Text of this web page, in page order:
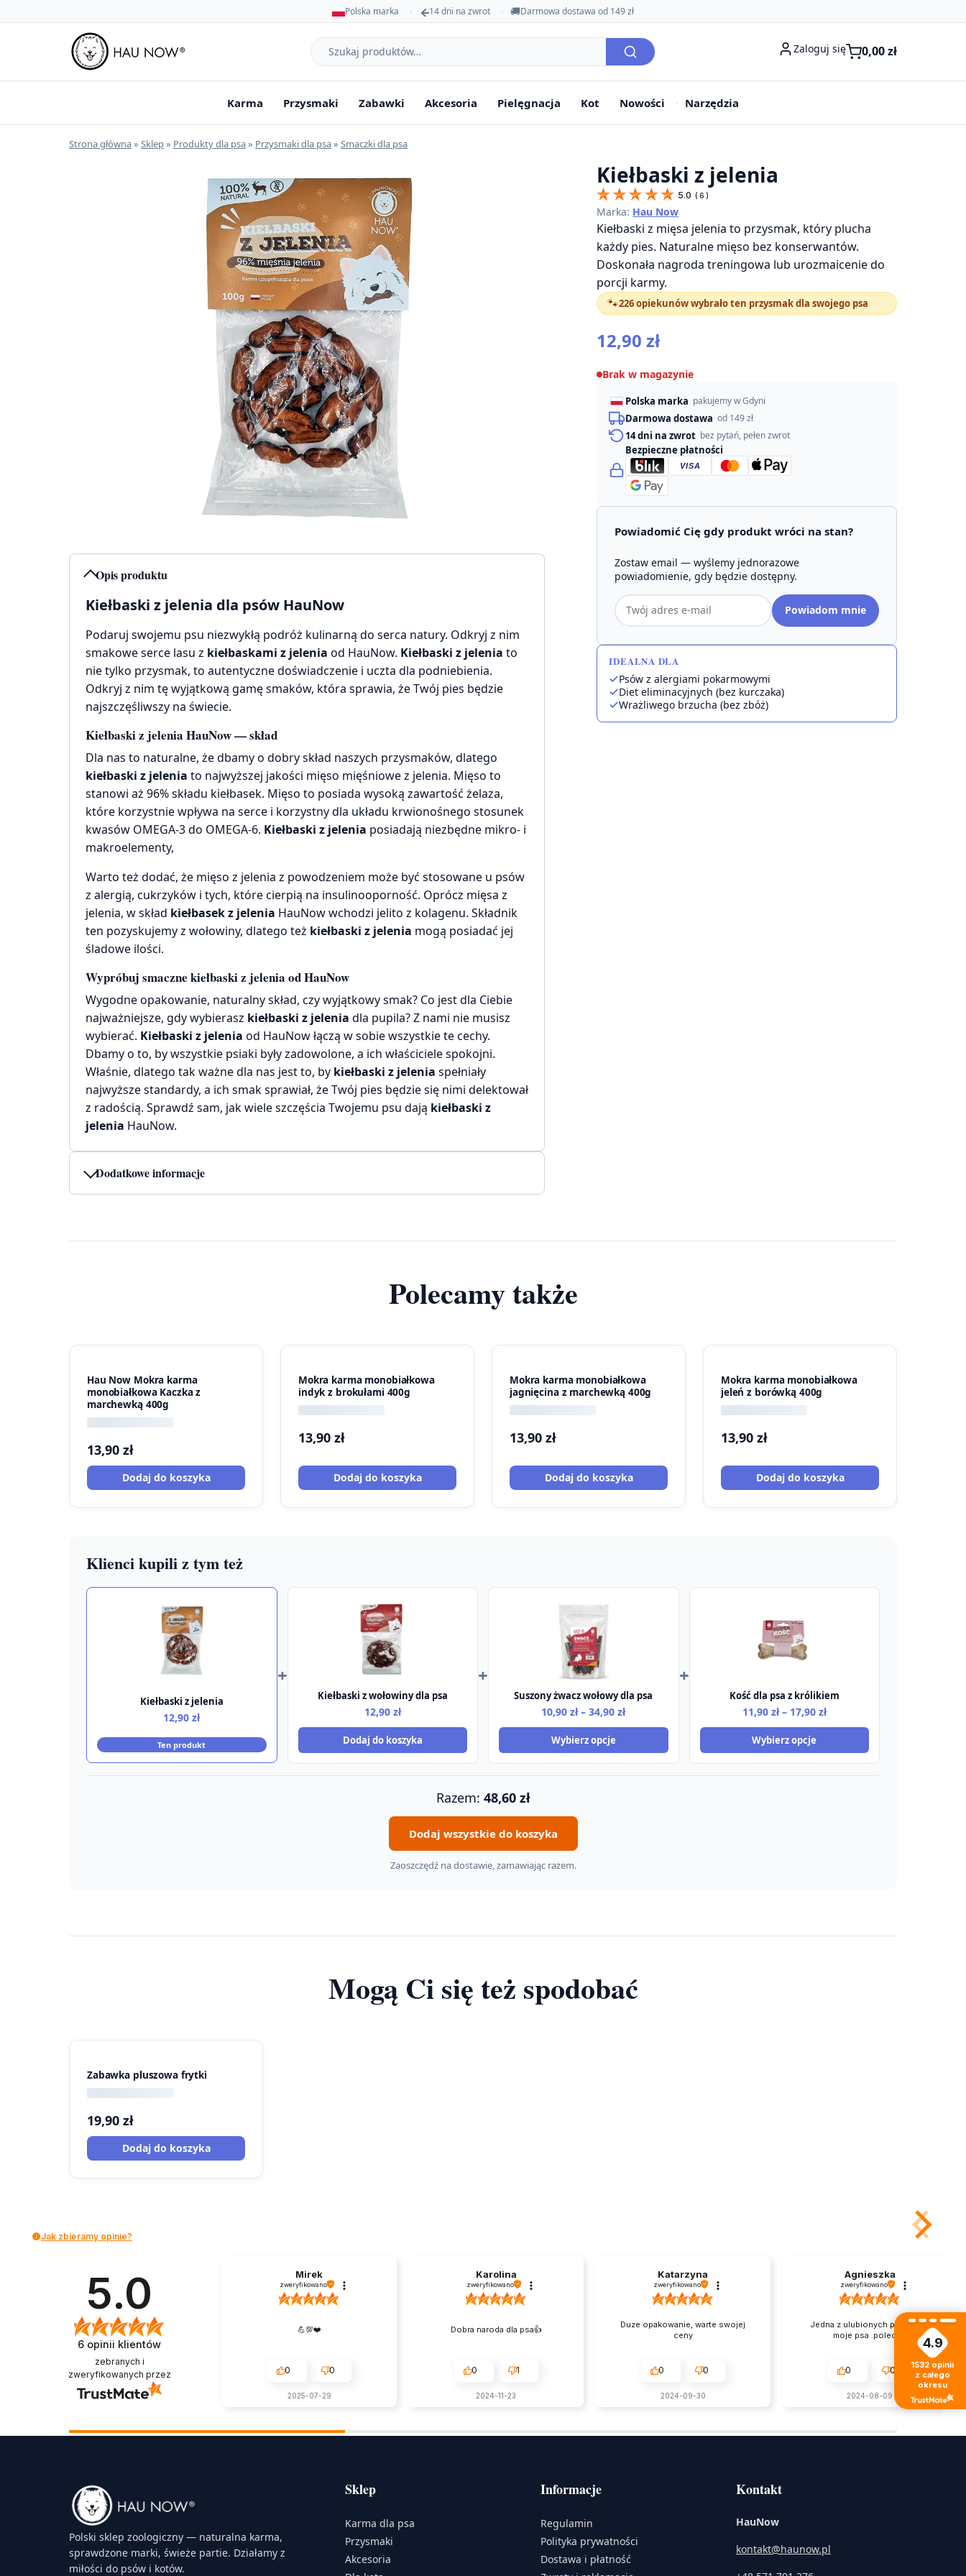
Polska marka 14 dni na zwrot 🚚Darmowa dostawa od 149 zł
Szukaj
produktów
Zaloguj się 0,00zł
Karma Przysmaki Zabawki Akcesoria Pielęgnacja Kot Nowości Narzędzia
Strona główna» Sklep» Produkty dla psa» Przysmaki dla psa» Smaczki dla psa
Opis produktu
Kiełbaski z jelenia dla psów HauNow
Podaruj swojemu psu niezwykłą podróż kulinarną do serca natury. Odkryj z nim
smakowe serce lasu z kiełbaskami z jelenia od HauNow. Kiełbaski z jelenia to
nie tylko przysmak, to autentyczne doświadczenie i uczta dla podniebienia.
Odkryj z nim tę wyjątkową gamę smaków, która sprawia, że Twój pies będzie
najszczęśliwszy na świecie.
Kiełbaski z jelenia HauNow — skład
Dla nas to naturalne, że dbamy o dobry skład naszych przysmaków, dlatego
kiełbaski z jelenia to najwyższej jakości mięso mięśniowe z jelenia. Mięso to
stanowi aż 96% składu kiełbasek. Mięso to posiada wysoką zawartość żelaza,
które korzystnie wpływa na serce i korzystny dla układu krwionośnego stosunek
kwasów OMEGA-3 do OMEGA-6. Kiełbaski z jelenia posiadają niezbędne mikro- i
makroelementy,
Warto też dodać, że mięso z jelenia z powodzeniem może być stosowane u psów
z alergią, cukrzyków i tych, które cierpią na insulinooporność. Oprócz mięsa z
jelenia, w skład kiełbasek z jelenia HauNow wchodzi jelito z kolagenu. Składnik
ten pozyskujemy z wołowiny, dlatego też kiełbaski z jelenia mogą posiadać jej
śladowe ilości.
Wypróbuj smaczne kiełbaski z jelenia od HauNow
Wygodne opakowanie, naturalny skład, czy wyjątkowy smak? Co jest dla Ciebie
najważniejsze, gdy wybierasz kiełbaski z jelenia dla pupila? Z nami nie musisz
wybierać. Kiełbaski z jelenia od HauNow łączą w sobie wszystkie te cechy.
Dbamy o to, by wszystkie psiaki były zadowolone, a ich właściciele spokojni.
Właśnie, dlatego tak ważne dla nas jest to, by kiełbaski z jelenia spełniały
najwyższe standardy, a ich smak sprawiał, że Twój pies będzie się nimi delektował
z radością. Sprawdź sam, jak wiele szczęścia Twojemu psu dają kiełbaski z
jelenia HauNow.
Dodatkowe informacje
Kiełbaski z jelenia
5.0 ( 6 )
Marka: Hau Now
Kiełbaski z mięsa jelenia to przysmak, który plucha
każdy pies. Naturalne mięso bez konserwantów.
Doskonała nagroda treningowa lub urozmaicenie do
porcji karmy.
🐾226 opiekunów wybrało ten przysmak dla swojego psa
12,90zł
Brak w magazynie
Polska marka pakujemy w Gdyni
Darmowa dostawa od 149 zł
14 dni na zwrot bez pytań, pełen zwrot
Bezpieczne płatności
VISA
Powiadomić Cię gdy produkt wróci na stan?
Zostaw email — wyślemy jednorazowe
powiadomienie, gdy będzie dostępny.
Adres
email
Powiadom mnie
IDEALNA DLA
Psów z alergiami pokarmowymi
Diet eliminacyjnych (bez kurczaka)
Wrażliwego brzucha (bez zbóż)
Polecamy także
Hau Now Mokra karma
monobiałkowa Kaczka z
marchewką 400g
13,90 zł
Dodaj do koszyka
Mokra karma monobiałkowa
indyk z brokułami 400g
13,90 zł
Dodaj do koszyka
Mokra karma monobiałkowa
jagnięcina z marchewką 400g
13,90 zł
Dodaj do koszyka
Mokra karma monobiałkowa
jeleń z borówką 400g
13,90 zł
Dodaj do koszyka
Klienci kupili z tym też
Kiełbaski z jelenia
12,90zł
Ten produkt
+
Kiełbaski z wołowiny dla psa
12,90 zł
Dodaj do koszyka
+
Suszony żwacz wołowy dla psa
10,90zł – 34,90złZakres
cen:
Wybierz opcje
+
Kość dla psa z królikiem
11,90 zł – 17,90 złZakres
cen:
Wybierz opcje
Razem: 48,60 zł
Dodaj wszystkie do koszyka
Zaoszczędź na dostawie, zamawiając razem.
Mogą Ci się też spodobać
Zabawka pluszowa frytki
19,90 zł
Dodaj do koszyka
Jak zbieramy opinie?
5.0
6 opinii klientów
zebranych i
zweryfikowanych przez
Mirek
zweryfikowano
💪💯❤️
0 0
2025-07-29
Karolina
zweryfikowano
Dobra naroda dla psa👍️
0 1
2024-11-23
Katarzyna
zweryfikowano
Duze opakowanie, warte swojej
ceny
0 0
2024-09-30
Agnieszka
zweryfikowano
Jedna z ulubionych przekąsek
moje psa .polecam
0 0
2024-08-09
Polski sklep zoologiczny — naturalna karma,
sprawdzone marki, świeże partie. Działamy z
miłości do psów i kotów.
Sklep
Karma dla psa
Przysmaki
Akcesoria
Informacje
Regulamin
Polityka prywatności
Dostawa i płatność
Kontakt
HauNow
kontakt@haunow.pl
4.9
1532 opinii
z całego
okresu